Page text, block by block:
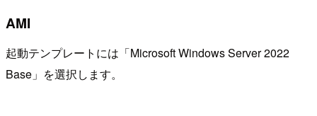
AMI
起動テンプレートには「Microsoft Windows Server 2022
Base」を選択します。